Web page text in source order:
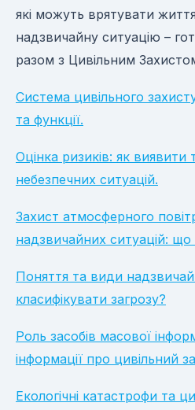
які можуть врятувати
надзвичайну ситуацію –
разом з Цивільним
Система цивільного
та функції.
Оцінка ризиків: як виявити
небезпечних ситуацій.
Захист атмосферного
надзвичайних ситуацій:
Поняття та види
класифікувати загрозу?
Роль засобів масової
інформації про цивільний
Екологічні катастрофи та